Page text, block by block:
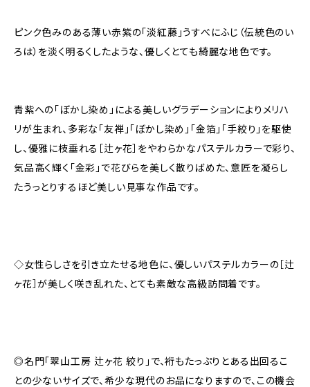
ピンク色みのある薄い赤紫の「淡紅藤」うすべにふじ（伝統色のい
ろは）を淡く明るくしたような、優しくとても綺麗な地色です。
青紫への「ぼかし染め」による美しいグラデーションによりメリハ
リが生まれ、多彩な「友禅」「ぼかし染め」「金箔」「手絞り」を駆使
し、優雅に枝垂れる［辻ヶ花］をやわらかなパステルカラーで彩り、
気品高く輝く「金彩」で花びらを美しく散りばめた、意匠を凝らし
たうっとりするほど美しい見事な作品です。
◇女性らしさを引き立たせる地色に、優しいパステルカラーの［辻
ヶ花］が美しく咲き乱れた、とても素敵な高級訪問着です。
◎名門「翠山工房 辻ヶ花 絞り」で、裄もたっぷりとある出回るこ
との少ないサイズで、希少な現代のお品になりますので、この機会